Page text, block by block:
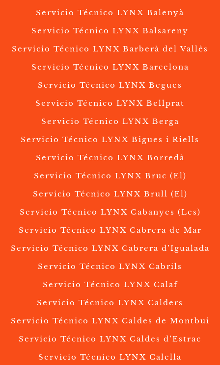
Servicio Técnico LYNX Balenyà
Servicio Técnico LYNX Balsareny
Servicio Técnico LYNX Barberà del Vallès
Servicio Técnico LYNX Barcelona
Servicio Técnico LYNX Begues
Servicio Técnico LYNX Bellprat
Servicio Técnico LYNX Berga
Servicio Técnico LYNX Bigues i Riells
Servicio Técnico LYNX Borredà
Servicio Técnico LYNX Bruc (El)
Servicio Técnico LYNX Brull (El)
Servicio Técnico LYNX Cabanyes (Les)
Servicio Técnico LYNX Cabrera de Mar
Servicio Técnico LYNX Cabrera d’Igualada
Servicio Técnico LYNX Cabrils
Servicio Técnico LYNX Calaf
Servicio Técnico LYNX Calders
Servicio Técnico LYNX Caldes de Montbui
Servicio Técnico LYNX Caldes d’Estrac
Servicio Técnico LYNX Calella